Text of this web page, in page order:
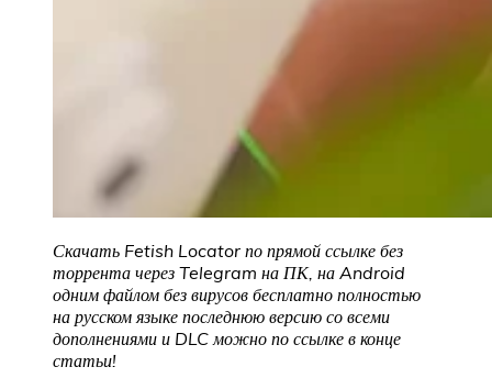
Скачать Fetish Locator по прямой ссылке без
торрента через Telegram на ПК, на Android
одним файлом без вирусов бесплатно полностью
на русском языке последнюю версию со всеми
дополнениями и DLC можно по ссылке в конце
статьи!